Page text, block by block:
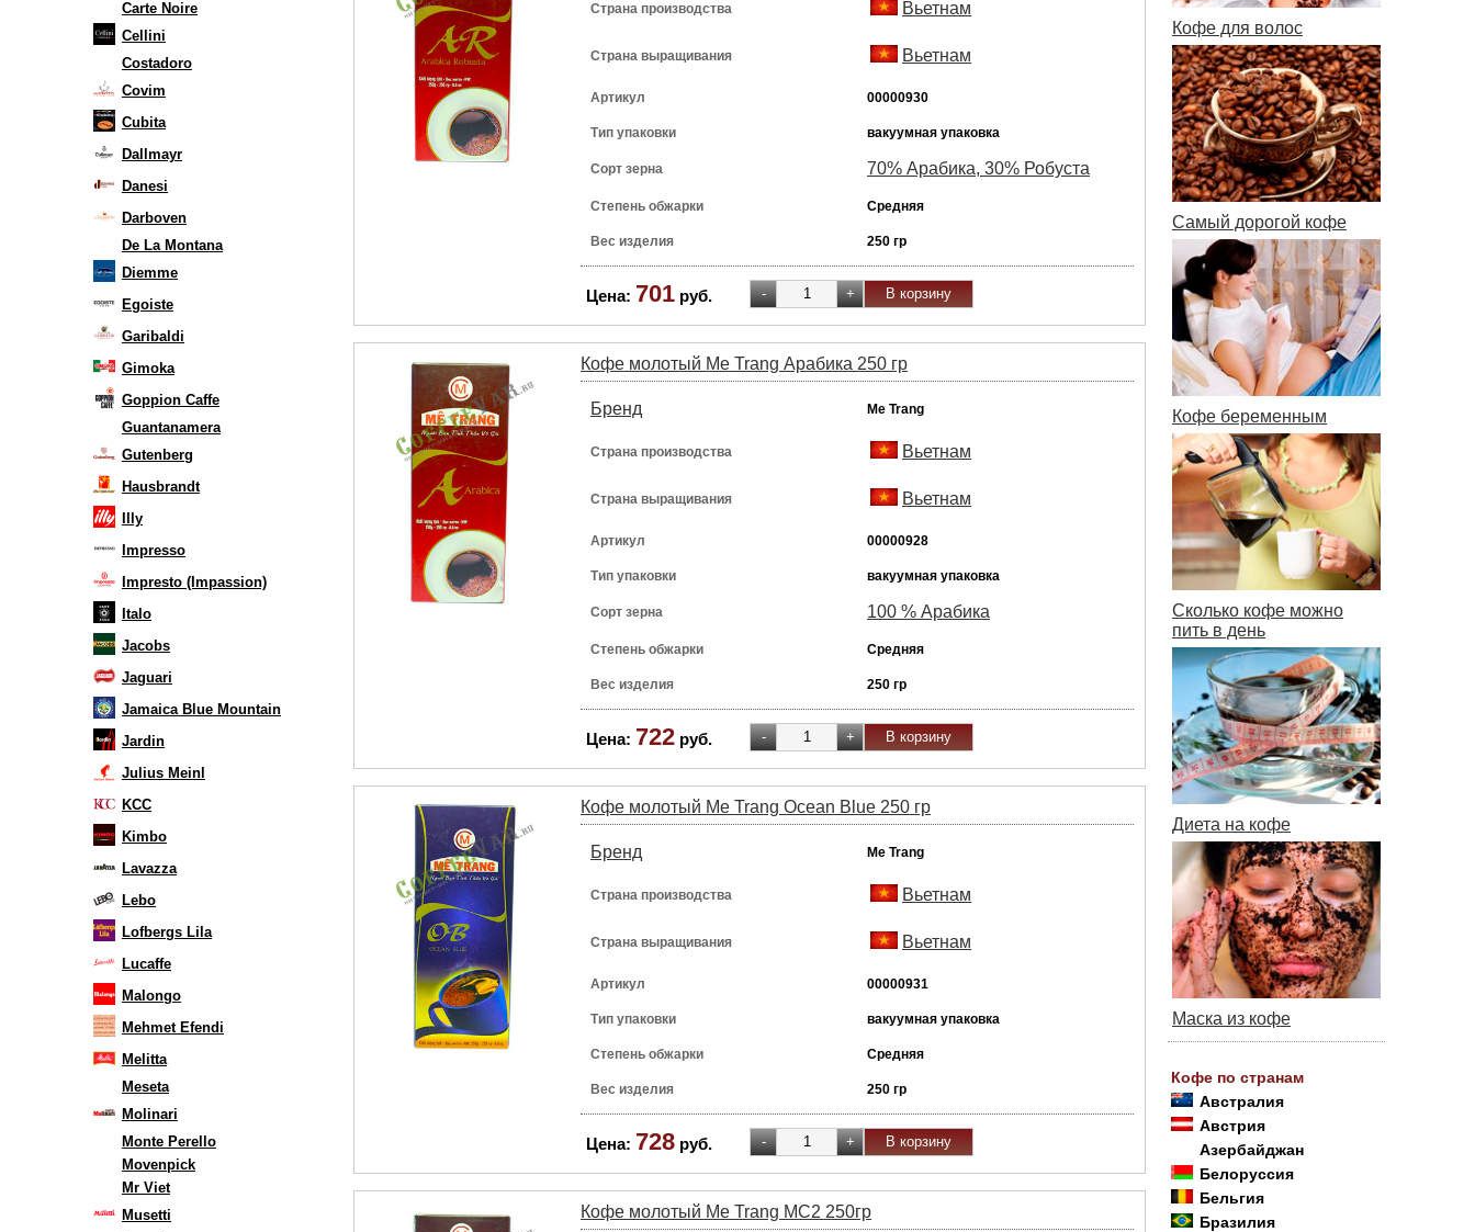
Carte Noire
Cellini
Costadoro
Covim
Cubita
Dallmayr
Danesi
Darboven
De La Montana
Diemme
Egoiste
Garibaldi
Gimoka
Goppion Caffe
Guantanamera
Gutenberg
Hausbrandt
Illy
Impresso
Impresto (Impassion)
Italo
Jacobs
Jaguari
Jamaica Blue Mountain
Jardin
Julius Meinl
KCC
Kimbo
Lavazza
Lebo
Lofbergs Lila
Lucaffe
Malongo
Mehmet Efendi
Melitta
Meseta
Molinari
Monte Perello
Movenpick
Mr Viet
Musetti
Страна производства Вьетнам
Страна выращивания Вьетнам
Артикул 00000930
Тип упаковки вакуумная упаковка
Сорт зерна 70% Арабика, 30% Робуста
Степень обжарки Средняя
Вес изделия 250 гр
Цена: 701 руб.
Кофе молотый Me Trang Арабика 250 гр
Бренд Me Trang
Страна производства Вьетнам
Страна выращивания Вьетнам
Артикул 00000928
Тип упаковки вакуумная упаковка
Сорт зерна 100 % Арабика
Степень обжарки Средняя
Вес изделия 250 гр
Цена: 722 руб.
Кофе молотый Me Trang Ocean Blue 250 гр
Бренд Me Trang
Страна производства Вьетнам
Страна выращивания Вьетнам
Артикул 00000931
Тип упаковки вакуумная упаковка
Степень обжарки Средняя
Вес изделия 250 гр
Цена: 728 руб.
Кофе молотый Me Trang MC2 250гр
Кофе для волос
Самый дорогой кофе
Кофе беременным
Сколько кофе можно
пить в день
Диета на кофе
Маска из кофе
Кофе по странам
Австралия
Австрия
Азербайджан
Белоруссия
Бельгия
Бразилия